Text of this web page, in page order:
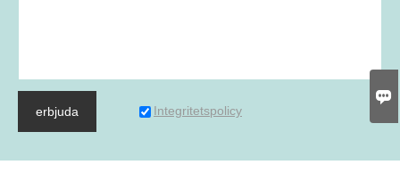
erbjuda Integritetspolicy
